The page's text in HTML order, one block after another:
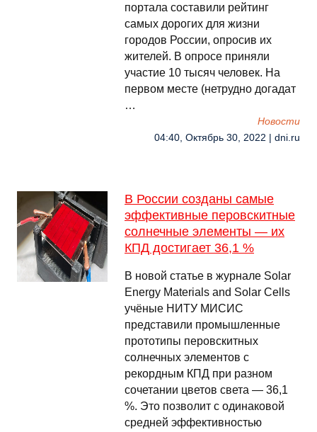
портала составили рейтинг
самых дорогих для жизни
городов России, опросив их
жителей. В опросе приняли
участие 10 тысяч человек. На
первом месте (нетрудно догадат
…
Новости
04:40, Октябрь 30, 2022 | dni.ru
В России созданы самые
эффективные перовскитные
солнечные элементы — их
КПД достигает 36,1 %
В новой статье в журнале Solar
Energy Materials and Solar Cells
учёные НИТУ МИСИС
представили промышленные
прототипы перовскитных
солнечных элементов с
рекордным КПД при разном
сочетании цветов света — 36,1
%. Это позволит с одинаковой
средней эффективностью